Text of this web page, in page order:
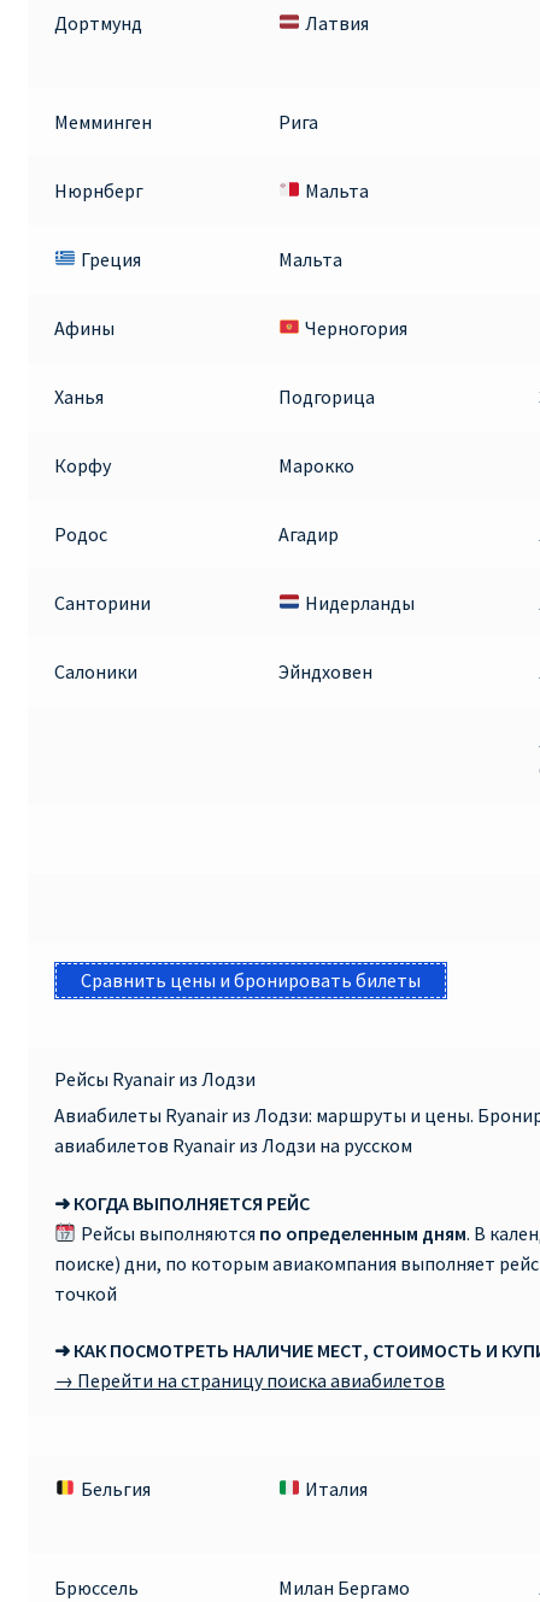
Дортмунд Латвия
Мемминген Рига
Нюрнберг Мальта
Греция Мальта
Афины Черногория
Ханья Подгорица
Корфу Марокко
Родос Агадир
Санторини Нидерланды
Салоники Эйндховен
Сравнить цены и бронировать билеты
Рейсы Ryanair из Лодзи
Авиабилеты Ryanair из Лодзи: маршруты и цены.
авиабилетов Ryanair из Лодзи на русском
➜ КОГДА ВЫПОЛНЯЕТСЯ РЕЙС
Рейсы выполняются по определенным дням. В
поиске) дни, по которым авиакомпания выполняет
точкой
➜ КАК ПОСМОТРЕТЬ НАЛИЧИЕ МЕСТ, СТОИМОСТЬ И
→ Перейти на страницу поиска авиабилетов
Бельгия
Италия
Брюссель
Милан Бергамо